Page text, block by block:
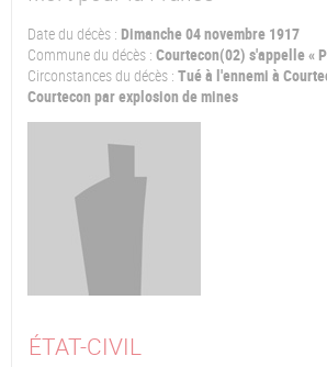
Date du décès : Dimanche 04 novembre 1917
Commune du décès : Courtecon(02) s'appelle «
Circonstances du décès : Tué à l'ennemi à
Courtecon par explosion de mines
ÉTAT-CIVIL